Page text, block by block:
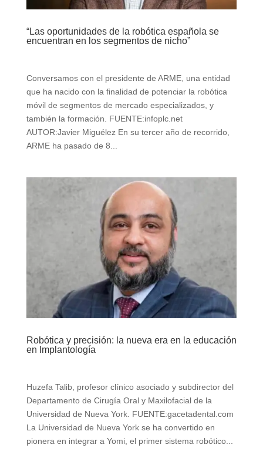
“Las oportunidades de la robótica española se
encuentran en los segmentos de nicho”
Conversamos con el presidente de ARME, una entidad
que ha nacido con la finalidad de potenciar la robótica
móvil de segmentos de mercado especializados, y
también la formación. FUENTE:infoplc.net
AUTOR:Javier Miguélez En su tercer año de recorrido,
ARME ha pasado de 8...
Robótica y precisión: la nueva era en la educación
en Implantología
Huzefa Talib, profesor clínico asociado y subdirector del
Departamento de Cirugía Oral y Maxilofacial de la
Universidad de Nueva York. FUENTE:gacetadental.com
La Universidad de Nueva York se ha convertido en
pionera en integrar a Yomi, el primer sistema robótico...